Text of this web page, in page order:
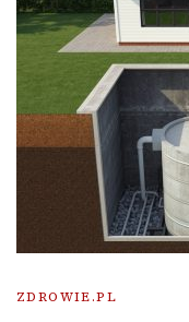
ZDROWIE.PL